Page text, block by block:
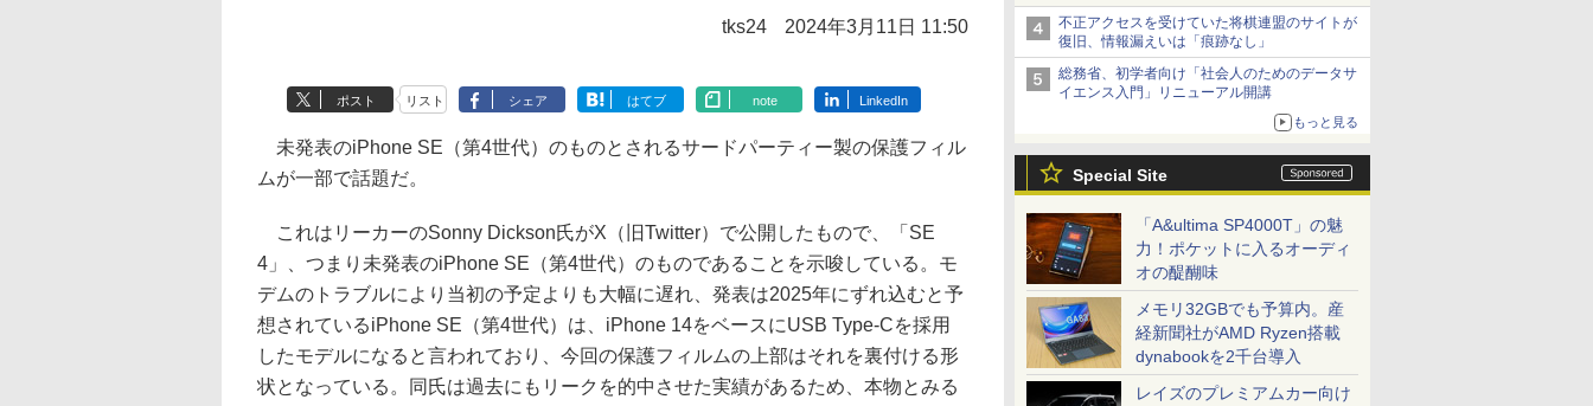
スツーウェイ」発売 iPadにも紙にも、持ち替
えずに書き込める
不正アクセスを受けていた将棋連盟のサイトが
復旧、情報漏えいは「痕跡なし」
総務省、初学者向け「社会人のためのデータサ
イエンス入門」リニューアル開講
もっと見る
Special Site
「A&ultima SP4000T」の魅
力！ポケットに入るオーディ
オの醍醐味
メモリ32GBでも予算内。産
経新聞社がAMD Ryzen搭載
dynabookを2千台導入
レイズのプレミアムカー向け
tks24 2024年3月11日 11:50
ポスト リスト シェア はてブ note LinkedIn
未発表のiPhone SE（第4世代）のものとされるサードパーティー製の保護フィル
ムが一部で話題だ。
これはリーカーのSonny Dickson氏がX（旧Twitter）で公開したもので、「SE
4」、つまり未発表のiPhone SE（第4世代）のものであることを示唆している。モ
デムのトラブルにより当初の予定よりも大幅に遅れ、発表は2025年にずれ込むと予
想されているiPhone SE（第4世代）は、iPhone 14をベースにUSB Type-Cを採用
したモデルになると言われており、今回の保護フィルムの上部はそれを裏付ける形
状となっている。同氏は過去にもリークを的中させた実績があるため、本物とみる